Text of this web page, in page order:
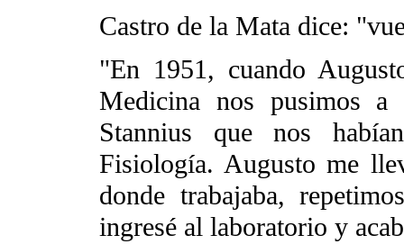
Castro de la Mata dice:
"En 1951, cuando
Medicina nos pusimos a
Stannius que nos
Fisiología. Augusto me
donde trabajaba,
ingresé al laboratorio y